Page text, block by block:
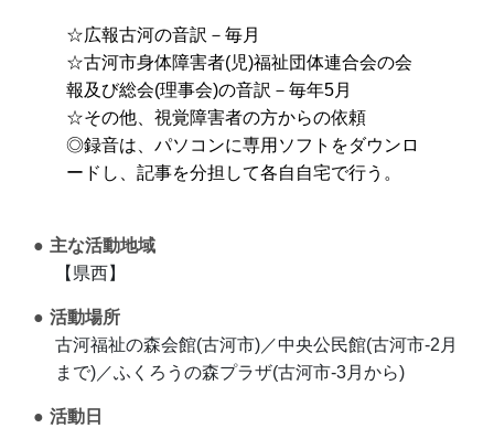
☆広報古河の音訳－毎月
☆古河市身体障害者(児)福祉団体連合会の会
報及び総会(理事会)の音訳－毎年5月
☆その他、視覚障害者の方からの依頼
◎録音は、パソコンに専用ソフトをダウンロ
ードし、記事を分担して各自自宅で行う。
主な活動地域
【県西】
活動場所
古河福祉の森会館(古河市)／中央公民館(古河市-2月
まで)／ふくろうの森プラザ(古河市-3月から)
活動日